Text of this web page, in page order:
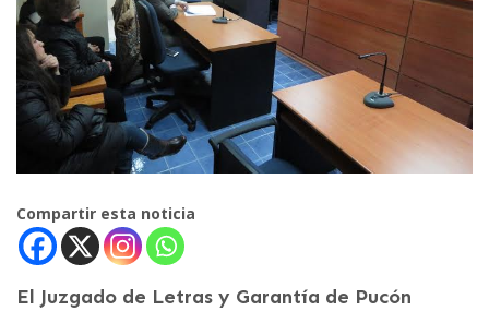
Compartir esta noticia
El Juzgado de Letras y Garantía de Pucón